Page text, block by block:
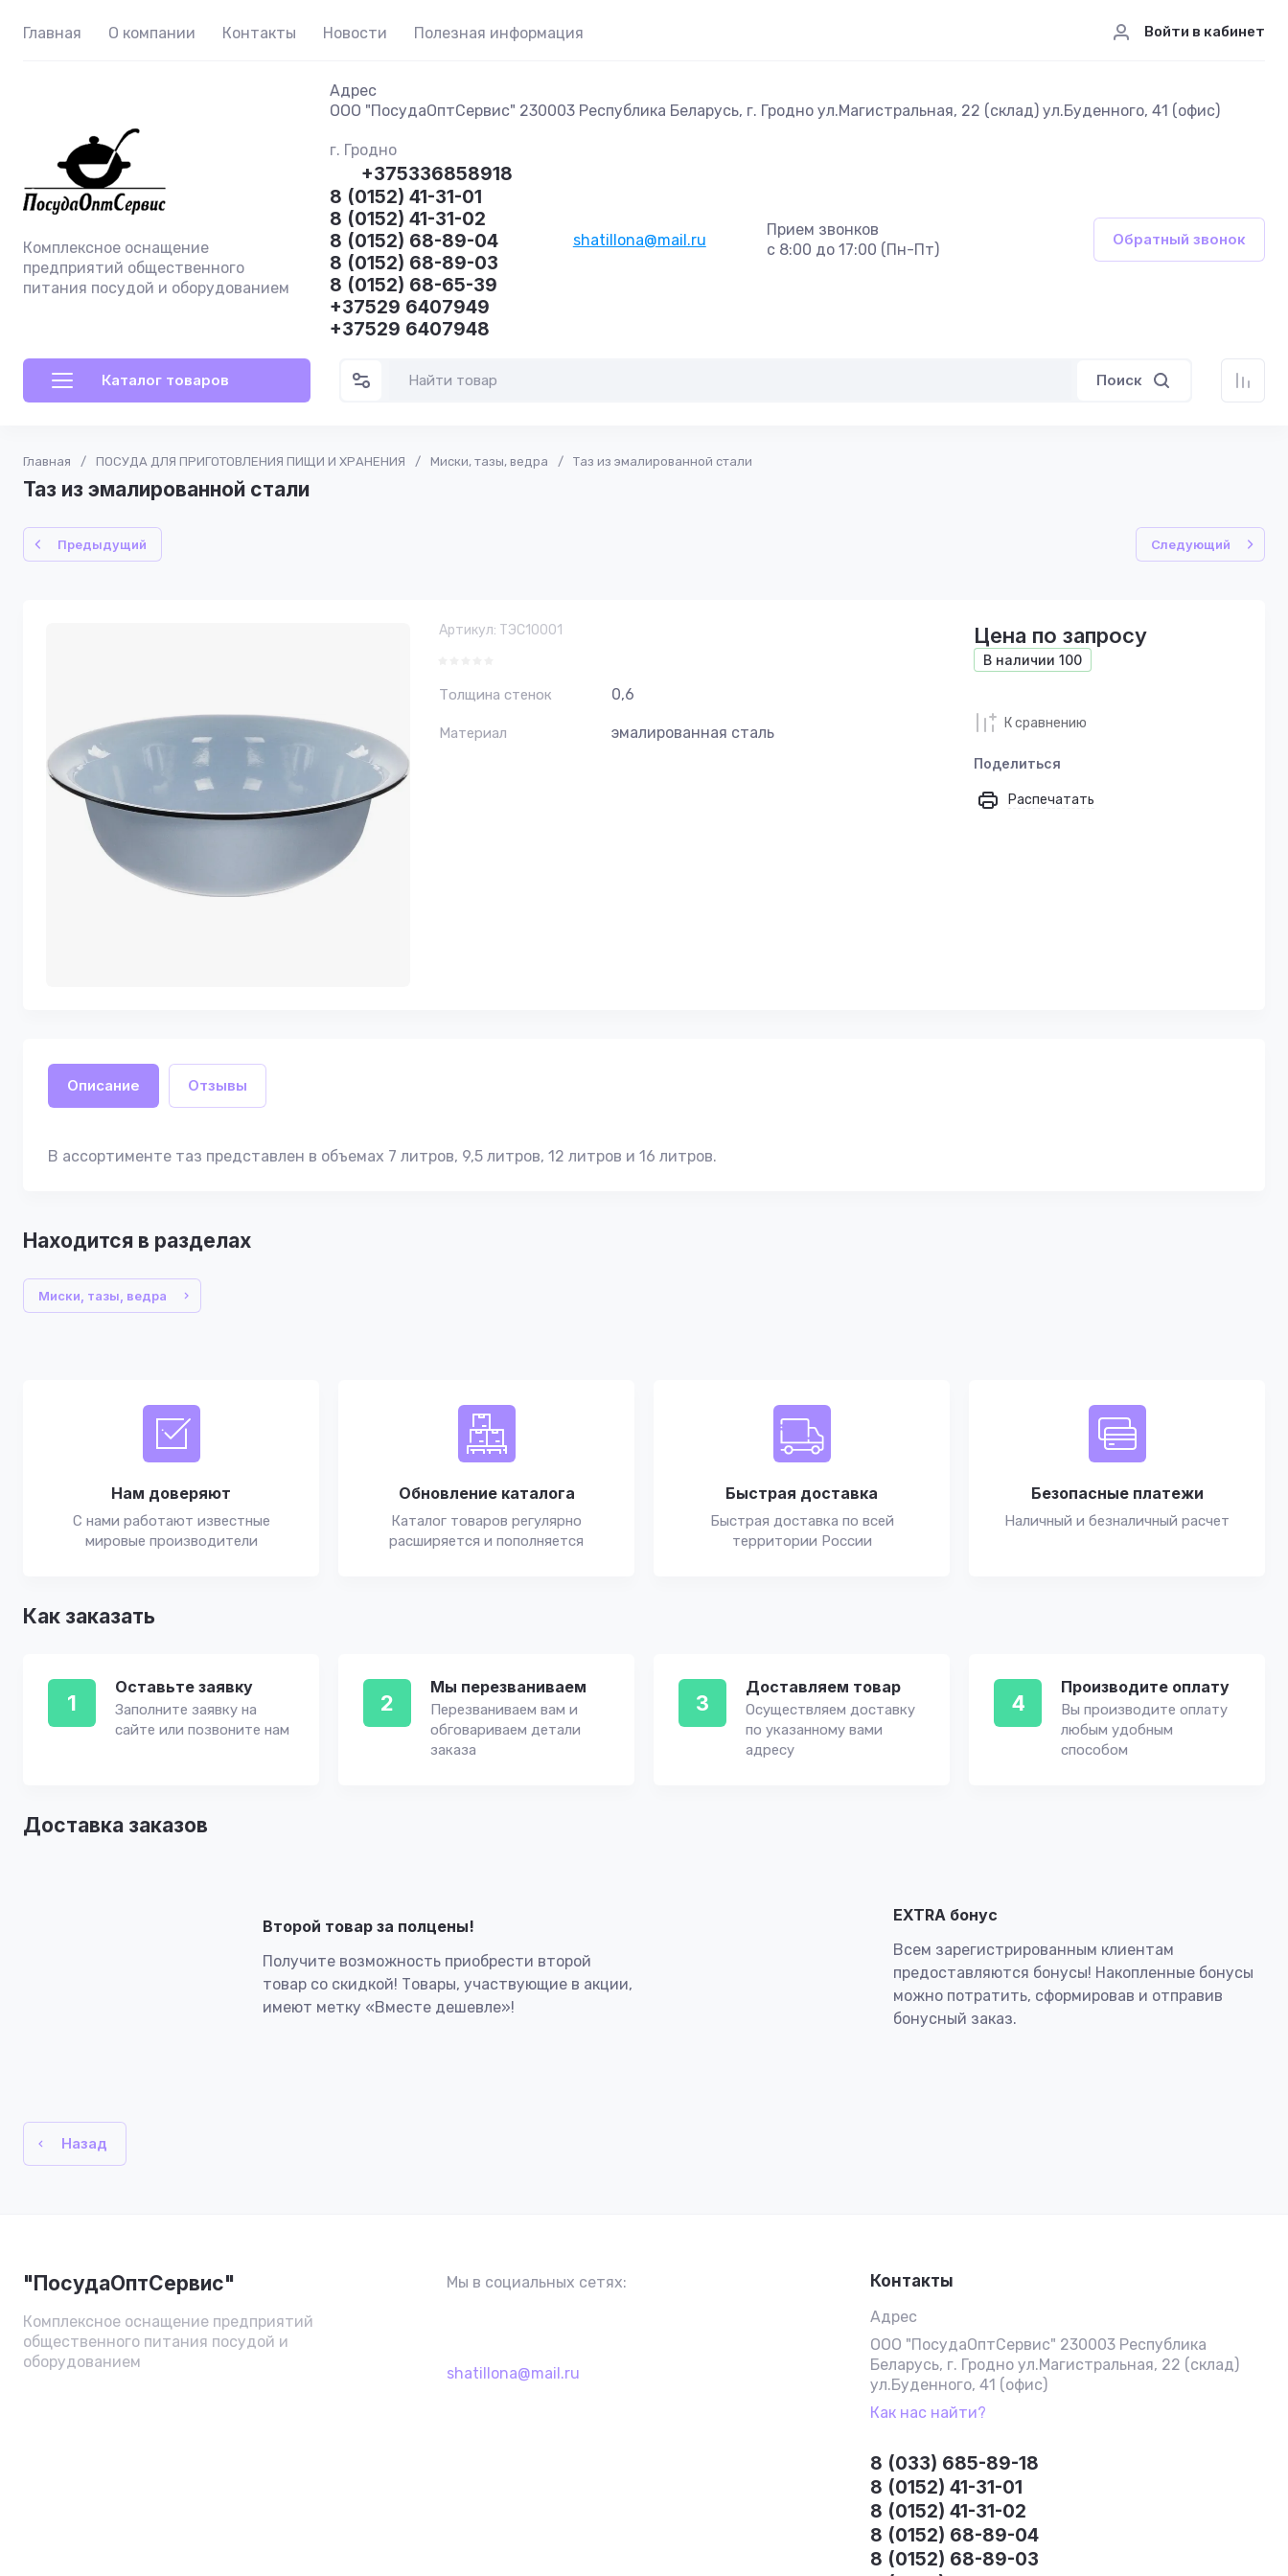
Главная О компании Контакты Новости Полезная информация Войти в кабинет
Комплексное оснащение
предприятий общественного
питания посудой и оборудованием
Адрес
ООО "ПосудаОптСервис" 230003 Республика Беларусь, г. Гродно ул.Магистральная, 22 (склад) ул.Буденного, 41 (офис)
г. Гродно
+375336858918
8 (0152) 41-31-01
8 (0152) 41-31-02
8 (0152) 68-89-04
8 (0152) 68-89-03
8 (0152) 68-65-39
+37529 6407949
+37529 6407948
shatillona@mail.ru
Прием звонков
с 8:00 до 17:00 (Пн-Пт)
Обратный звонок
Каталог товаров Поиск
Главная / ПОСУДА ДЛЯ ПРИГОТОВЛЕНИЯ ПИЩИ И ХРАНЕНИЯ / Миски, тазы, ведра / Таз из эмалированной стали
Таз из эмалированной стали
Предыдущий Следующий
Артикул: ТЭС10001
Толщина стенок 0,6
Материал эмалированная сталь
В наличии 100
Цена по запросу
К сравнению
Поделиться
Распечатать
Описание Отзывы
В ассортименте таз представлен в объемах 7 литров, 9,5 литров, 12 литров и 16 литров.
Находится в разделах
Миски, тазы, ведра
Нам доверяют
С нами работают известные
мировые производители
Обновление каталога
Каталог товаров регулярно
расширяется и пополняется
Быстрая доставка
Быстрая доставка по всей
территории России
Безопасные платежи
Наличный и безналичный расчет
Как заказать
1
Оставьте заявку
Заполните заявку на
сайте или позвоните нам
2
Мы перезваниваем
Перезваниваем вам и
обговариваем детали
заказа
3
Доставляем товар
Осуществляем доставку
по указанному вами
адресу
4
Производите оплату
Вы производите оплату
любым удобным
способом
Доставка заказов
Второй товар за полцены!
Получите возможность приобрести второй
товар со скидкой! Товары, участвующие в акции,
имеют метку «Вместе дешевле»!
EXTRA бонус
Всем зарегистрированным клиентам
предоставляются бонусы! Накопленные бонусы
можно потратить, сформировав и отправив
бонусный заказ.
Назад
"ПосудаОптСервис"
Комплексное оснащение предприятий
общественного питания посудой и
оборудованием
Мы в социальных сетях:
shatillona@mail.ru
Контакты
Адрес
ООО "ПосудаОптСервис" 230003 Республика
Беларусь, г. Гродно ул.Магистральная, 22 (склад)
ул.Буденного, 41 (офис)
Как нас найти?
8 (033) 685-89-18
8 (0152) 41-31-01
8 (0152) 41-31-02
8 (0152) 68-89-04
8 (0152) 68-89-03